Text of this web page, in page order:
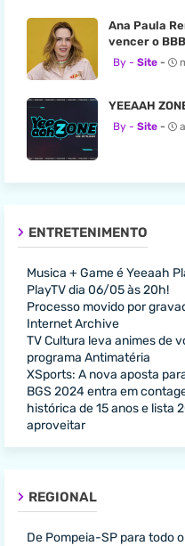
Ana Paula
vencer o
Site
YEEAAH
Site
ENTRETENIMENTO
Musica + Game é Yeeaah
PlayTV dia 06/05 às 20h!
Processo movido por
Internet Archive
TV Cultura leva animes de
programa Antimatéria
XSports: A nova aposta
BGS 2024 entra em
histórica de 15 anos e lista
aproveitar
REGIONAL
De Pompeia-SP para todo